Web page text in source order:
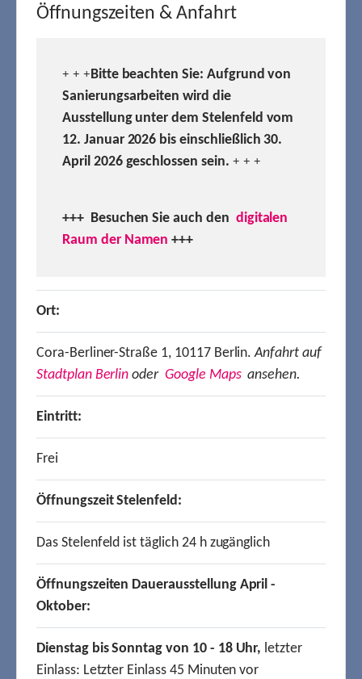
Öffnungszeiten & Anfahrt
+ + +Bitte beachten Sie: Aufgrund von
Sanierungsarbeiten wird die
Ausstellung unter dem Stelenfeld vom
12. Januar 2026 bis einschließlich 30.
April 2026 geschlossen sein. + + +
+++ Besuchen Sie auch den digitalen
Raum der Namen +++
Ort:
Cora-Berliner-Straße 1, 10117 Berlin.Anfahrt auf
Stadtplan Berlin oder Google Mapsansehen.
Eintritt:
Frei
Öffnungszeit Stelenfeld:
Das Stelenfeld ist täglich 24 h zugänglich
Öffnungszeiten Dauerausstellung April -
Oktober:
Dienstag bis Sonntag von 10 - 18 Uhr, letzter
Einlass: Letzter Einlass 45 Minuten vor